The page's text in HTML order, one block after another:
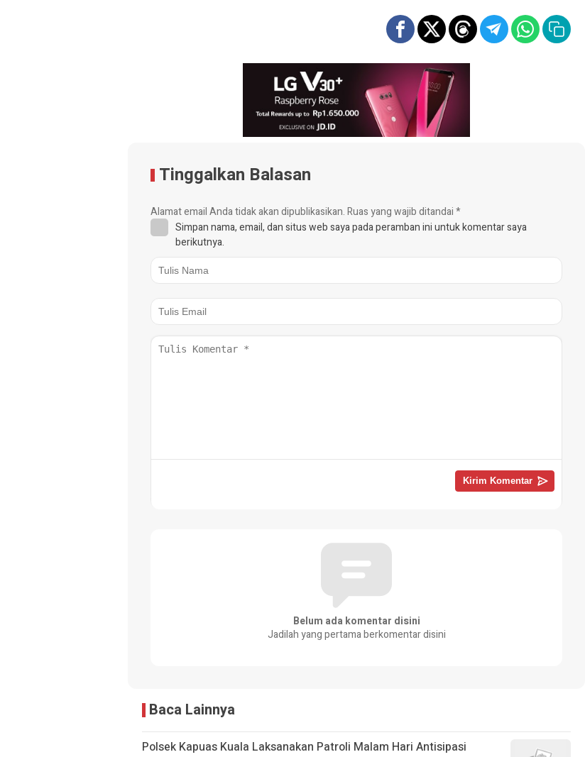
Tinggalkan Balasan
Alamat email Anda tidak akan dipublikasikan.Ruas yang wajib ditandai*
Simpan nama, email, dan situs web saya pada peramban ini untuk komentar saya
berikutnya.
Belum ada komentar disini
Jadilah yang pertama berkomentar disini
Baca Lainnya
Polsek Kapuas Kuala Laksanakan Patroli Malam Hari Antisipasi